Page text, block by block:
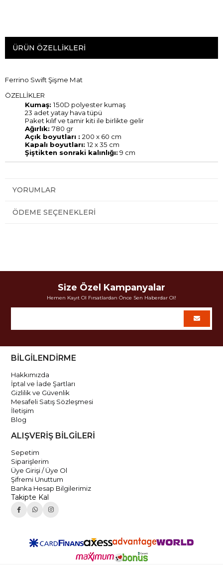
ÜRÜN ÖZELLIKLERI
Ferrino Swift Şişme Mat
ÖZELLİKLER
Kumaş:150D polyester kumaş
23 adet yatay hava tüpü
Paket kılıf ve tamir kiti ile birlikte gelir
Ağırlık: 780 gr
Açık boyutları : 200 x 60 cm
Kapalı boyutları:12 x 35 cm
Şiştikten sonraki kalınlığı: 9 cm
YORUMLAR
ÖDEME SEÇENEKLERI
Size Özel Kampanyalar
Hemen Kayıt Ol Fırsatlardan Önce Sen Haberdar Ol!
BİLGİLENDİRME
Hakkımızda
İptal ve İade Şartları
Gizlilik ve Güvenlik
Mesafeli Satış Sözleşmesi
İletişim
Blog
ALIŞVERİŞ BİLGİLERİ
Sepetim
Siparişlerim
Üye Girişi / Üye Ol
Şifremi Unuttum
Banka Hesap Bilgilerimiz
Takipte Kal